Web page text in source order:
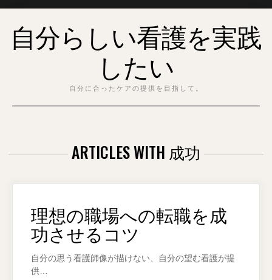
content自分らしい看護を実践
したい
自分に合ったケアの提供を目指して。
ARTICLES WITH 成功
理想の職場への転職を成
功させるコツ
自分の思う看護師像が描けない、自分の望む看護が提
供…